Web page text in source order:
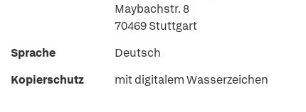
Maybachstr. 8
70469 Stuttgart
Sprache
Deutsch
Kopierschutz
mit digitalem Wasserzeichen